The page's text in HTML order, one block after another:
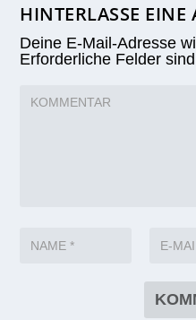
HINTERLASSE EINE
Deine E-Mail-Adresse
Erforderliche Felder